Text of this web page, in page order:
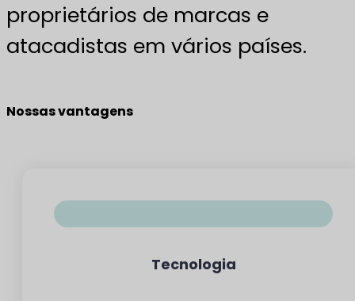
proprietários de marcas e
atacadistas em vários países.
Nossas vantagens
Tecnologia